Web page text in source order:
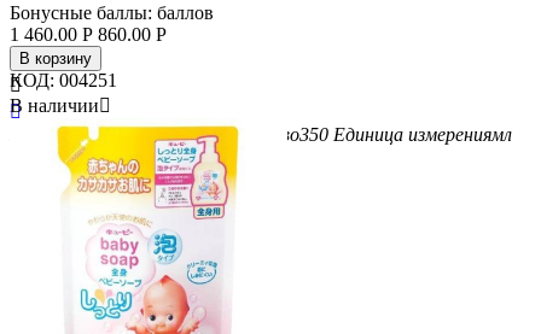
Бонусные баллы: баллов
1 460.00 Р 860.00 Р
В корзину


БрендCow Brand Вес/Объем/Кол-во350 Единица измерениямл
КОД: 004251
В наличии